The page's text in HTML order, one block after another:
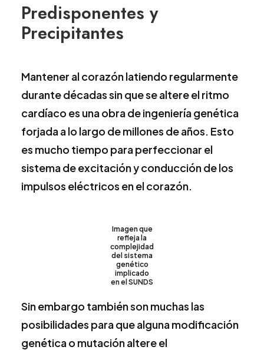
Predisponentes y
Precipitantes
Mantener al corazón latiendo regularmente
durante décadas sin que se altere el ritmo
cardíaco es una obra de ingeniería genética
forjada a lo largo de millones de años. Esto
es mucho tiempo para perfeccionar el
sistema de excitación y conducción de los
impulsos eléctricos en el corazón.
Imagen que
refleja la
complejidad
del sistema
genético
implicado
en el SUNDS
Sin embargo también son muchas las
posibilidades para que alguna modificación
genética o mutación altere el